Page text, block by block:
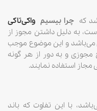
که چرا بیسیم واکی‌تاکی
است، به دلیل داشتن مجوز از
می‌باشد و این موضوع موجب
مجوزی و به دور از هر گونه
استفاده نمایند.
با این تفاوت که باند